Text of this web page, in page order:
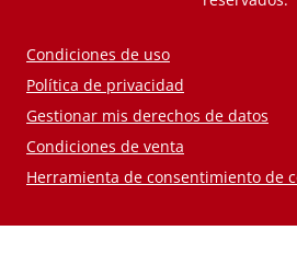
Condiciones de uso
Política de privacidad
Gestionar mis derechos de datos
Condiciones de venta
Herramienta de consentimiento de